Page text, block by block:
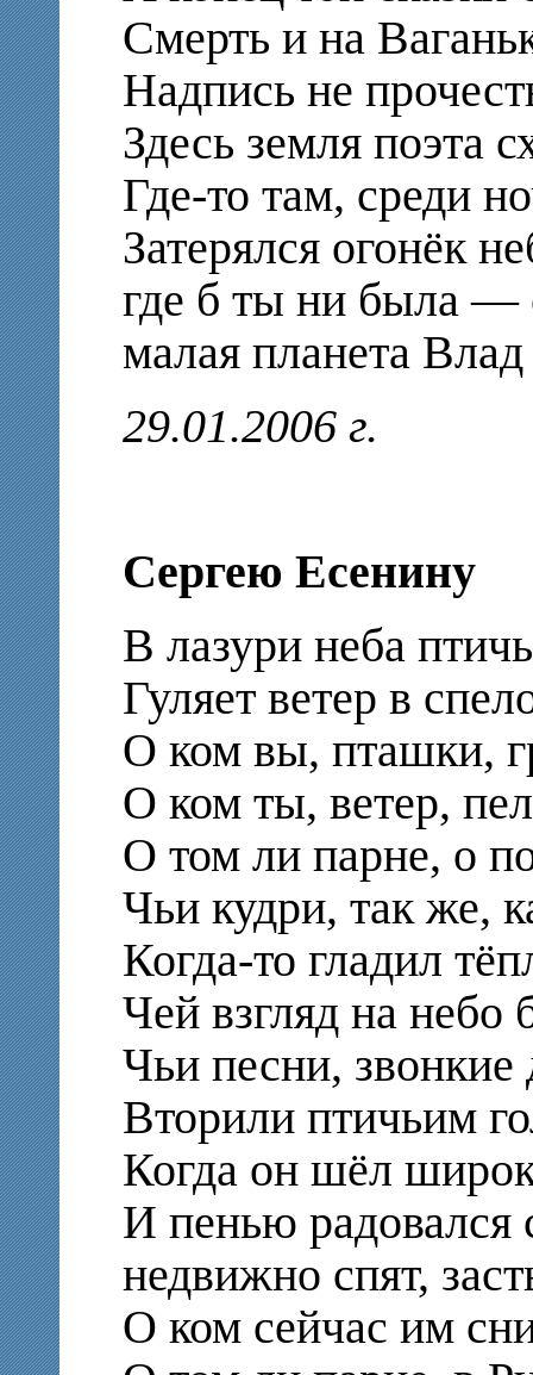
Смерть и на
Надпись не
Здесь земля поэта
Где-то там, среди
Затерялся огонёк
где б ты ни была —
малая планета
29.01.2006 г.
Сергею Есенину
В лазури неба
Гуляет ветер в
О ком вы, пташки,
О ком ты, ветер,
О том ли парне, о
Чьи кудри, так же,
Когда-то гладил
Чей взгляд на небо
Чьи песни, звонкие
Вторили птичьим
Когда он шёл
И пенью радовался
недвижно спят,
О ком сейчас им